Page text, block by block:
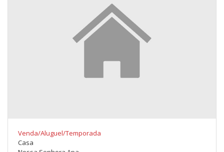
Venda/Aluguel/Temporada
Casa